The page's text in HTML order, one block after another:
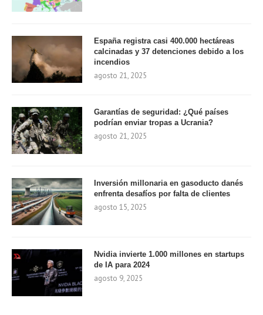
España registra casi 400.000 hectáreas
calcinadas y 37 detenciones debido a los
incendios
agosto 21, 2025
Garantías de seguridad: ¿Qué países
podrían enviar tropas a Ucrania?
agosto 21, 2025
Inversión millonaria en gasoducto danés
enfrenta desafíos por falta de clientes
agosto 15, 2025
Nvidia invierte 1.000 millones en startups
de IA para 2024
agosto 9, 2025